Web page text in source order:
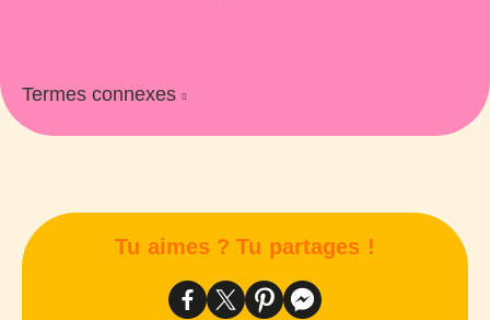
Termes connexes
Tu aimes ? Tu partages !